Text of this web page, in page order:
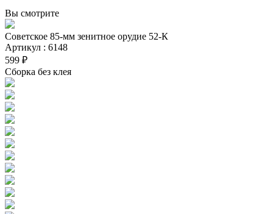
Вы смотрите
Советское 85-мм зенитное орудие 52-К
Артикул : 6148
599 ₽
Сборка без клея